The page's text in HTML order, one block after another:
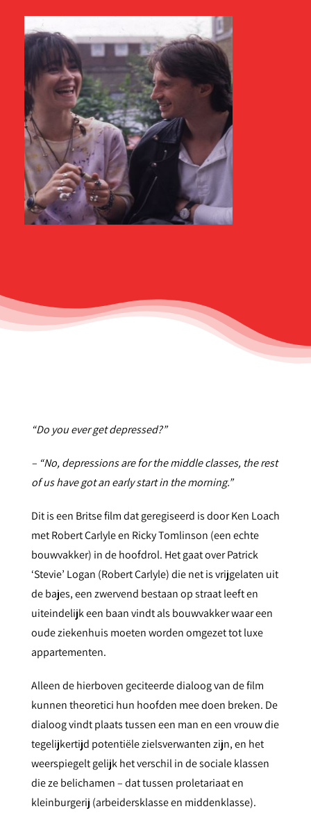
“Do you ever get depressed?”
– “No, depressions are for the middle classes, the rest
of us have got an early start in the morning.”
Dit is een Britse film dat geregiseerd is door Ken Loach
met Robert Carlyle en Ricky Tomlinson (een echte
bouwvakker) in de hoofdrol. Het gaat over Patrick
‘Stevie’ Logan (Robert Carlyle) die net is vrijgelaten uit
de bajes, een zwervend bestaan op straat leeft en
uiteindelijk een baan vindt als bouwvakker waar een
oude ziekenhuis moeten worden omgezet tot luxe
appartementen.
Alleen de hierboven geciteerde dialoog van de film
kunnen theoretici hun hoofden mee doen breken. De
dialoog vindt plaats tussen een man en een vrouw die
tegelijkertijd potentiële zielsverwanten zijn, en het
weerspiegelt gelijk het verschil in de sociale klassen
die ze belichamen – dat tussen proletariaat en
kleinburgerij (arbeidersklasse en middenklasse).